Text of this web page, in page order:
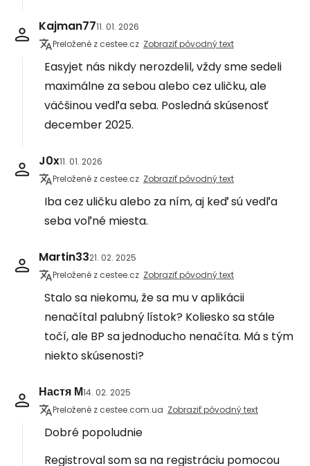
Kajman7711. 01. 2026
Preložené z cestee.cz Zobraziť pôvodný text
Easyjet nás nikdy nerozdelil, vždy sme sedeli
maximálne za sebou alebo cez uličku, ale
väčšinou vedľa seba. Posledná skúsenosť
december 2025.
J0x11. 01. 2026
Preložené z cestee.cz Zobraziť pôvodný text
Iba cez uličku alebo za ním, aj keď sú vedľa
seba voľné miesta.
Martin3321. 02. 2025
Preložené z cestee.cz Zobraziť pôvodný text
Stalo sa niekomu, že sa mu v aplikácii
nenačítal palubný lístok? Koliesko sa stále
točí, ale BP sa jednoducho nenačíta. Má s tým
niekto skúsenosti?
Настя М14. 02. 2025
Preložené z cestee.com.ua Zobraziť pôvodný text
Dobré popoludnie
Registroval som sa na registráciu pomocou